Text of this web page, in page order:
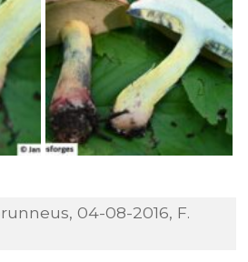
04-08-2016, F.